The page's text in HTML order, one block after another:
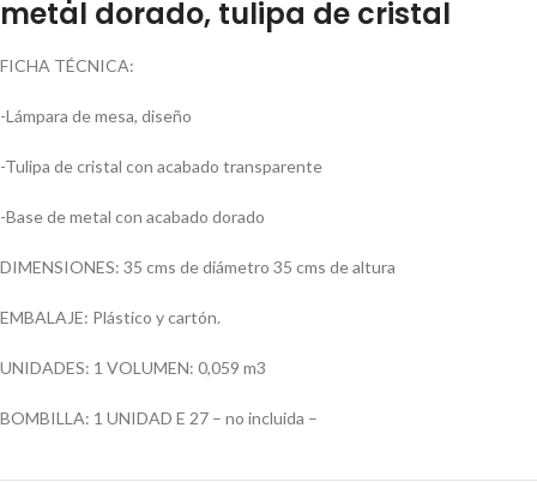
metal dorado, tulipa de cristal
FICHA TÉCNICA:
-Lámpara de mesa, diseño
-Tulipa de cristal con acabado transparente
-Base de metal con acabado dorado
DIMENSIONES: 35 cms de diámetro 35 cms de altura
EMBALAJE: Plástico y cartón.
UNIDADES: 1 VOLUMEN: 0,059 m3
BOMBILLA: 1 UNIDAD E 27 – no incluida –